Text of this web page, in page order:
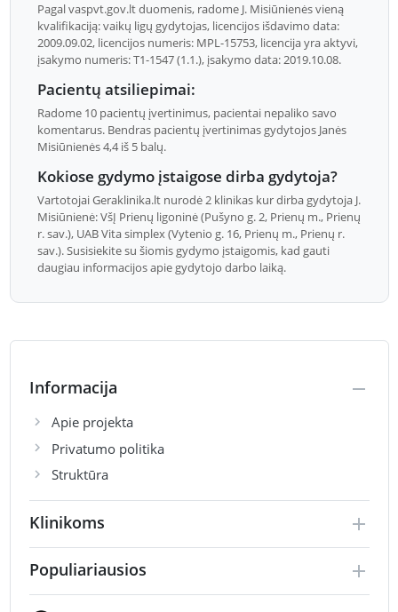
Pagal vaspvt.gov.lt duomenis, radome J. Misiūnienės vieną
kvalifikaciją: vaikų ligų gydytojas, licencijos išdavimo data:
2009.09.02, licencijos numeris: MPL-15753, licencija yra aktyvi,
įsakymo numeris: T1-1547 (1.1.), įsakymo data: 2019.10.08.
Pacientų atsiliepimai:
Radome 10 pacientų įvertinimus, pacientai nepaliko savo
komentarus. Bendras pacientų įvertinimas gydytojos Janės
Misiūnienės 4,4 iš 5 balų.
Kokiose gydymo įstaigose dirba gydytoja?
Vartotojai Geraklinika.lt nurodė 2 klinikas kur dirba gydytoja J.
Misiūnienė: VšĮ Prienų ligoninė (Pušyno g. 2, Prienų m., Prienų
r. sav.), UAB Vita simplex (Vytenio g. 16, Prienų m., Prienų r.
sav.). Susisiekite su šiomis gydymo įstaigomis, kad gauti
daugiau informacijos apie gydytojo darbo laiką.
Informacija
Apie projekta
Privatumo politika
Struktūra
Klinikoms
Populiariausios